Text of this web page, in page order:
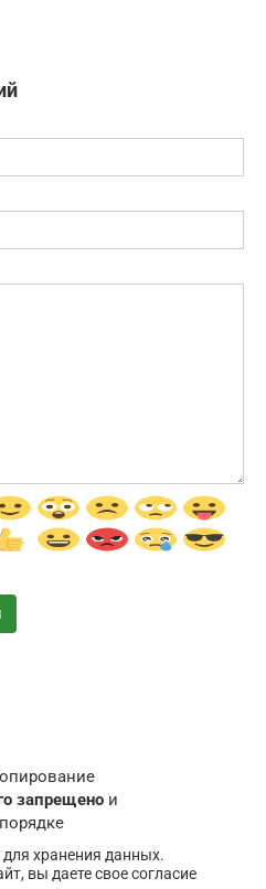
запрещено и
для хранения данных.
вы даете свое согласие